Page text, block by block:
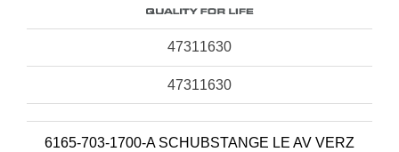
47311630
47311630
6165-703-1700-A SCHUBSTANGE LE AV VERZ